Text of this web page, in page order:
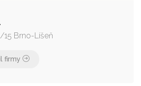
15 Brno-Líšeň
firmy